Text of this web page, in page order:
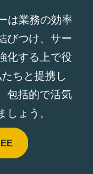
は業務の効率
びつけ、サー
化する上で役
ちと提携し
包括的で活気
ょう。